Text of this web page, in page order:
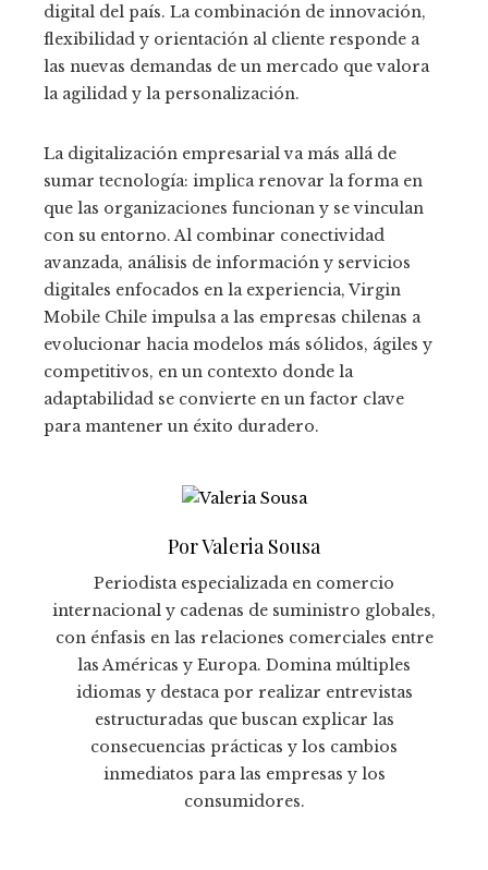
digital del país. La combinación de innovación,
flexibilidad y orientación al cliente responde a
las nuevas demandas de un mercado que valora
la agilidad y la personalización.
La digitalización empresarial va más allá de
sumar tecnología: implica renovar la forma en
que las organizaciones funcionan y se vinculan
con su entorno. Al combinar conectividad
avanzada, análisis de información y servicios
digitales enfocados en la experiencia, Virgin
Mobile Chile impulsa a las empresas chilenas a
evolucionar hacia modelos más sólidos, ágiles y
competitivos, en un contexto donde la
adaptabilidad se convierte en un factor clave
para mantener un éxito duradero.
Por Valeria Sousa
Periodista especializada en comercio
internacional y cadenas de suministro globales,
con énfasis en las relaciones comerciales entre
las Américas y Europa. Domina múltiples
idiomas y destaca por realizar entrevistas
estructuradas que buscan explicar las
consecuencias prácticas y los cambios
inmediatos para las empresas y los
consumidores.